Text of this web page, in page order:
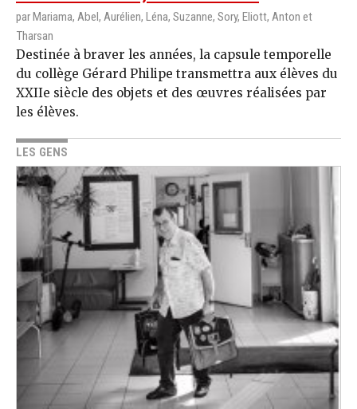
par Mariama, Abel, Aurélien, Léna, Suzanne, Sory, Eliott, Anton et
Tharsan
Destinée à braver les années, la capsule temporelle
du collège Gérard Philipe transmettra aux élèves du
XXIIe siècle des objets et des œuvres réalisées par
les élèves.
LES GENS